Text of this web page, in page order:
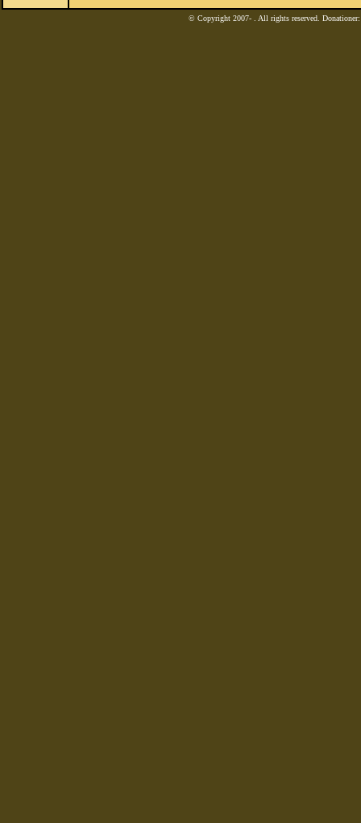
© Copyright 2007- . All rights reserved.